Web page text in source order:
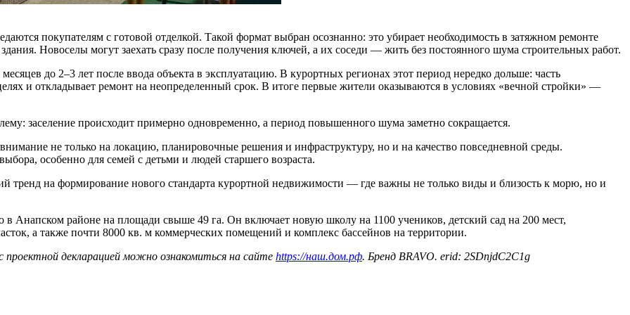
покупателям с готовой отделкой. Такой формат выбран осознанно: это убирает необходимость в затяжном ремонте
Новоселы могут заехать сразу после получения ключей, а их соседи — жить без постоянного шума строительных работ.
до 2–3 лет после ввода объекта в эксплуатацию. В курортных регионах этот период нередко дольше: часть
и откладывает ремонт на неопределенный срок. В итоге первые жители оказываются в условиях «вечной стройки» —
заселение происходит примерно одновременно, а период повышенного шума заметно сокращается.
не только на локацию, планировочные решения и инфраструктуру, но и на качество повседневной среды.
особенно для семей с детьми и людей старшего возраста.
тренд на формирование нового стандарта курортной недвижимости — где важны не только виды и близость к морю, но и
Анапском районе на площади свыше 49 га. Он включает новую школу на 1100 учеников, детский сад на 200 мест,
а также почти 8000 кв. м коммерческих помещений и комплекс бассейнов на территории.
декларацией можно ознакомиться на сайте https://наш.дом.рф. Бренд BRAVO. erid: 2SDnjdC2C1g